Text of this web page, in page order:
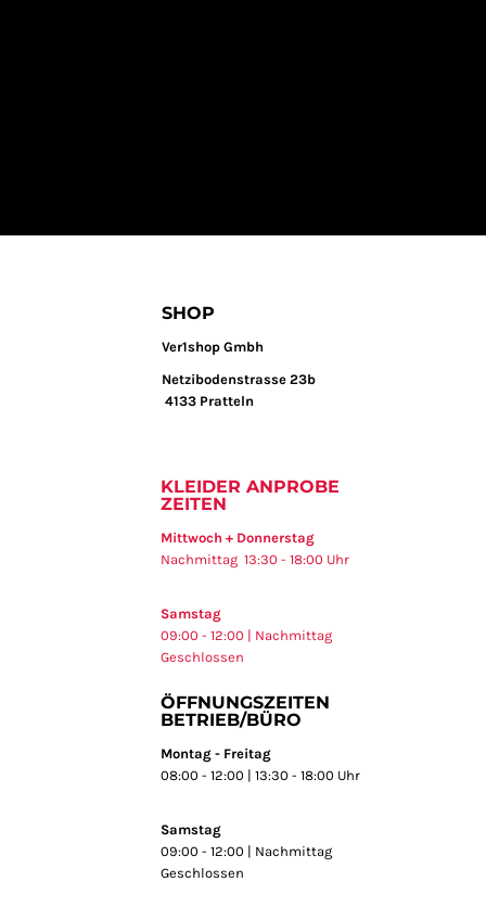
SHOP
Ver1shop Gmbh
Netzibodenstrasse 23b
4133 Pratteln
KLEIDER ANPROBE
ZEITEN
Mittwoch + Donnerstag
Nachmittag 13:30 - 18:00 Uhr
Samstag
09:00 - 12:00 | Nachmittag
Geschlossen
ÖFFNUNGSZEITEN
BETRIEB/BÜRO
Montag - Freitag
08:00 - 12:00 | 13:30 - 18:00 Uhr
Samstag
09:00 - 12:00 | Nachmittag
Geschlossen